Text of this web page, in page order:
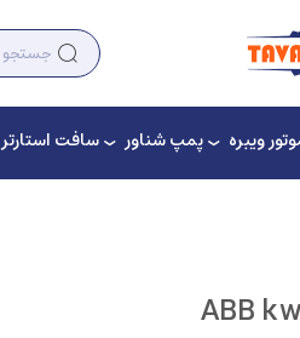
ویبره پمپ شناور سافت استارتر